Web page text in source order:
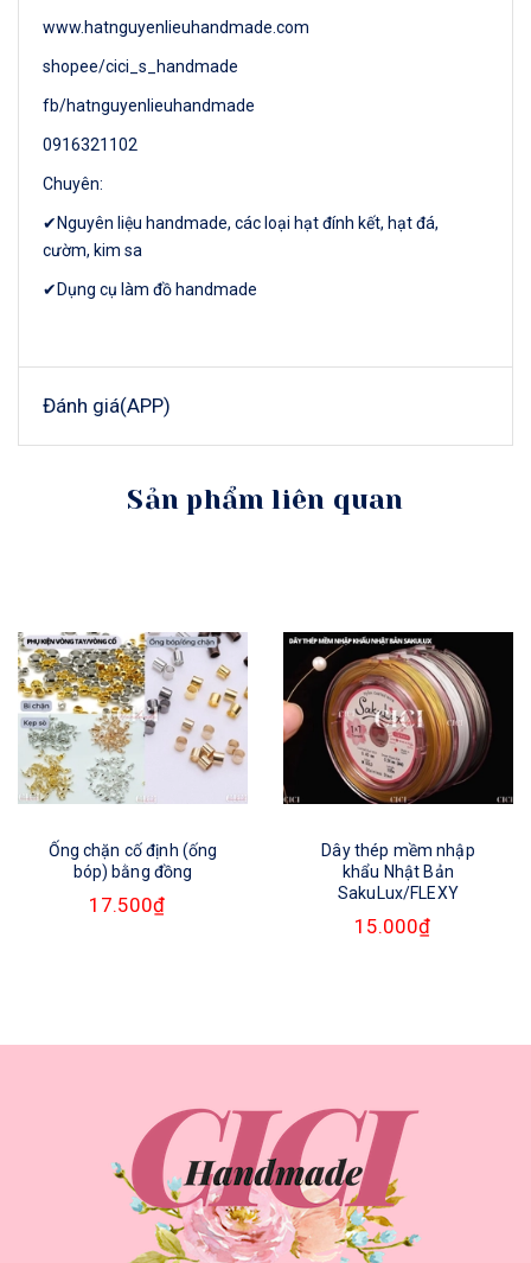
www.hatnguyenlieuhandmade.com
shopee/cici_s_handmade
fb/hatnguyenlieuhandmade
0916321102
Chuyên:
✔Nguyên liệu handmade, các loại hạt đính kết, hạt đá,
cườm, kim sa
✔Dụng cụ làm đồ handmade
Đánh giá(APP)
Sản phẩm liên quan
Ống chặn cố định (ống
bóp) bằng đồng
17.500₫
Dây thép mềm nhập
khẩu Nhật Bản
SakuLux/FLEXY
15.000₫